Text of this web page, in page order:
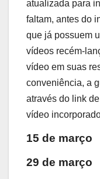
atualizada para
faltam, antes do
que já possuem
vídeos recém-
vídeo em suas
conveniência, a
através do link
vídeo
15 de março
29 de março